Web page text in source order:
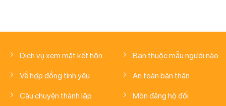
Dịch vụ xem mặt kết hôn
Về hợp đồng tình yêu
Câu chuyện thành lập
Bạn thuộc mẫu người nào
An toàn bản thân
Môn đăng hộ đối